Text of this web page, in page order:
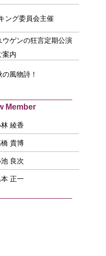
ング委員会主催
ウゲンの狂言定期公演
案内
風物詩！
Member
綾香
貴博
良次
正一